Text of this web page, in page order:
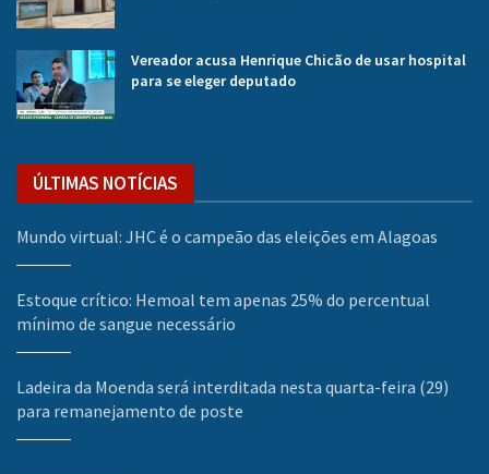
Vereador acusa Henrique Chicão de usar hospital
para se eleger deputado
ÚLTIMAS NOTÍCIAS
Mundo virtual: JHC é o campeão das eleições em Alagoas
Estoque crítico: Hemoal tem apenas 25% do percentual
mínimo de sangue necessário
Ladeira da Moenda será interditada nesta quarta-feira (29)
para remanejamento de poste